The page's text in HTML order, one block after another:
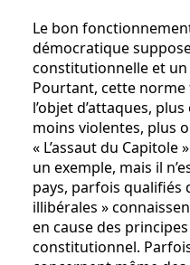
Le bon
démocratique
constitutionnelle et
Pourtant, cette
l’objet d’attaques,
moins violentes, plus
« L’assaut du Capitole
un exemple, mais il
pays, parfois qualifiés
illibérales »
en cause des
constitutionnel.